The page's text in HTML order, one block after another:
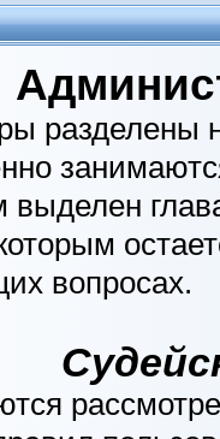
разделены
выделен
вопросах.